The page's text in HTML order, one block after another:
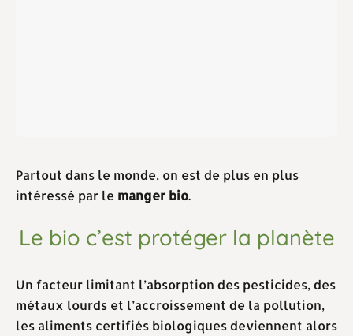
Partout dans le monde, on est de plus en plus
intéressé par le manger bio.
Le bio c’est protéger la planète
Un facteur limitant l’absorption des pesticides, des
métaux lourds et l’accroissement de la pollution,
les aliments certifiés biologiques deviennent alors